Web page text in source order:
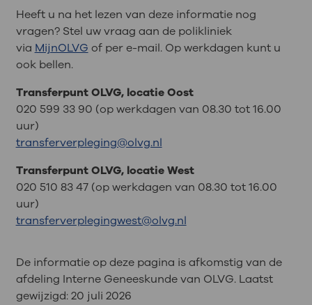
Heeft u na het lezen van deze informatie nog
vragen? Stel uw vraag aan de polikliniek
via MijnOLVG of per e-mail. Op werkdagen kunt u
ook bellen.
Transferpunt OLVG, locatie Oost
020 599 33 90 (op werkdagen van 08.30 tot 16.00
uur)
transferverpleging@olvg.nl
Transferpunt OLVG, locatie West
020 510 83 47 (op werkdagen van 08.30 tot 16.00
uur)
transferverplegingwest@olvg.nl
De informatie op deze pagina is afkomstig van de
afdeling Interne Geneeskunde van OLVG. Laatst
gewijzigd:20 juli 2026